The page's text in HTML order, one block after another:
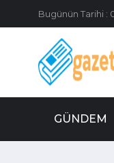
Bugünün Tarihi :
GÜNDEM